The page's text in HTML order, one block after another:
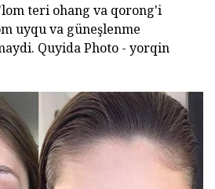
teri ohang va qorong'i
uyqu va güneşlenme
Quyida Photo - yorqin